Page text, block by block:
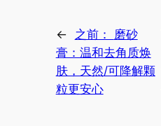
← 之前：
磨砂
膏：温和去角质焕
肤，天然/可降解颗
粒更安心